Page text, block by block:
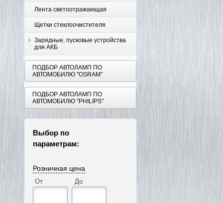
Лента светоотражающая
Щетки стеклоочистителя
Зарядные, пусковые устройства
для АКБ
ПОДБОР АВТОЛАМП ПО
АВТОМОБИЛЮ "OSRAM"
ПОДБОР АВТОЛАМП ПО
АВТОМОБИЛЮ "PHILIPS"
Выбор по
параметрам:
Розничная цена
От До